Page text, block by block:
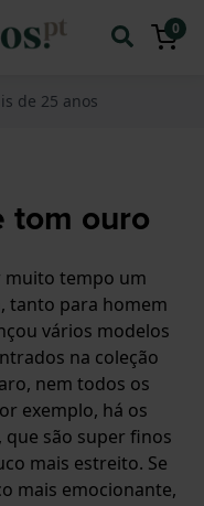
0
de 25 anos
tom ouro
muito tempo um
tanto para homem
vários modelos
na coleção
nem todos os
exemplo, há os
são super finos
mais estreito. Se
mais emocionante,